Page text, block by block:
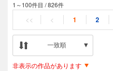
1～100件目 /826件
<< < 1 2
一致順
非表示の作品があります